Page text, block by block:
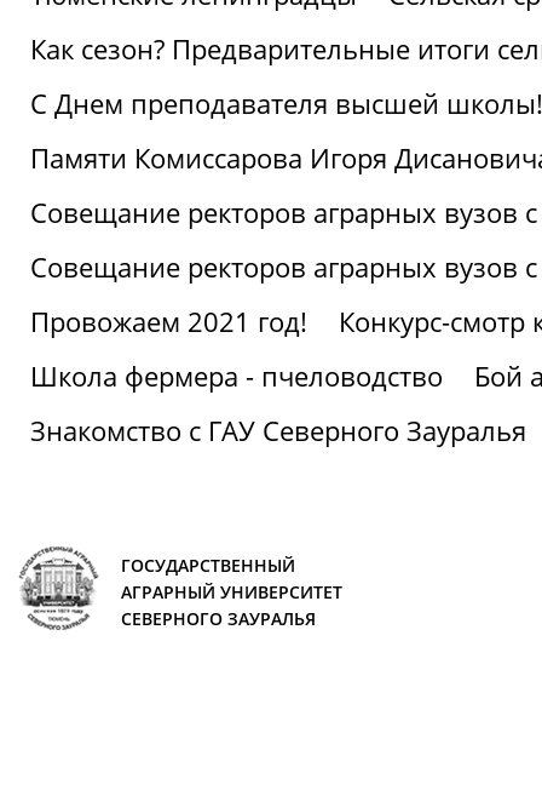
Как сезон? Предварительные итоги
С Днем преподавателя высшей школы!
Памяти Комиссарова Игоря
Совещание ректоров аграрных
Совещание ректоров аграрных
Провожаем 2021 год!
Конкурс-
Школа фермера - пчеловодство
Бой
Знакомство с ГАУ Северного Зауралья
ГОСУДАРСТВЕННЫЙ
АГРАРНЫЙ УНИВЕРСИТЕТ
СЕВЕРНОГО ЗАУРАЛЬЯ